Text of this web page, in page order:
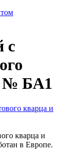
с
№ БА1
кварца и
в Европе.